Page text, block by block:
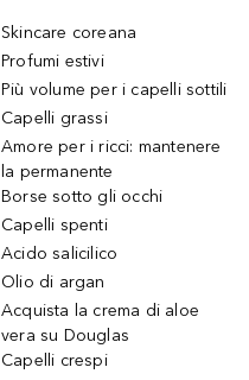
Skincare coreana
Profumi estivi
Più volume per i capelli sottili
Capelli grassi
Amore per i ricci: mantenere
la permanente
Borse sotto gli occhi
Capelli spenti
Acido salicilico
Olio di argan
Acquista la crema di aloe
vera su Douglas
Capelli crespi